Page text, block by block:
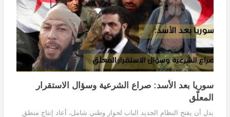
سوريا بعد الأسد: صراع الشرعية وسؤال الاستقرار
المعلّق
بدل أن يفتح النظام الجديد الباب لحوار وطني شامل، أعاد إنتاج منطق